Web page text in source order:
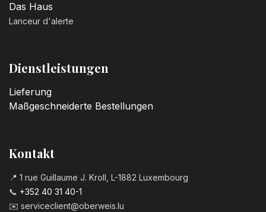
Das Haus
Lanceur d'alerte
Dienstleistungen
Lieferung
Maßgeschneiderte Bestellungen
Kontakt
📍 1 rue Guillaume J. Kroll, L-1882 Luxembourg
📞 +352 40 31 40-1
✉️ serviceclient@oberweis.lu